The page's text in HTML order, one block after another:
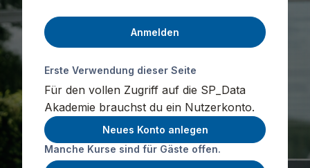
Anmelden
Erste Verwendung dieser Seite
Für den vollen Zugriff auf die SP_Data
Akademie brauchst du ein Nutzerkonto.
Neues Konto anlegen
Manche Kurse sind für Gäste offen.